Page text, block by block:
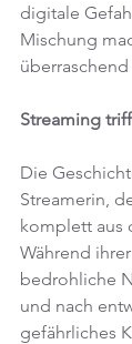
digitale
Mischung
Streaming
Die
Streamerin,
komplett aus
Während
bedrohliche
und nach
gefährliches